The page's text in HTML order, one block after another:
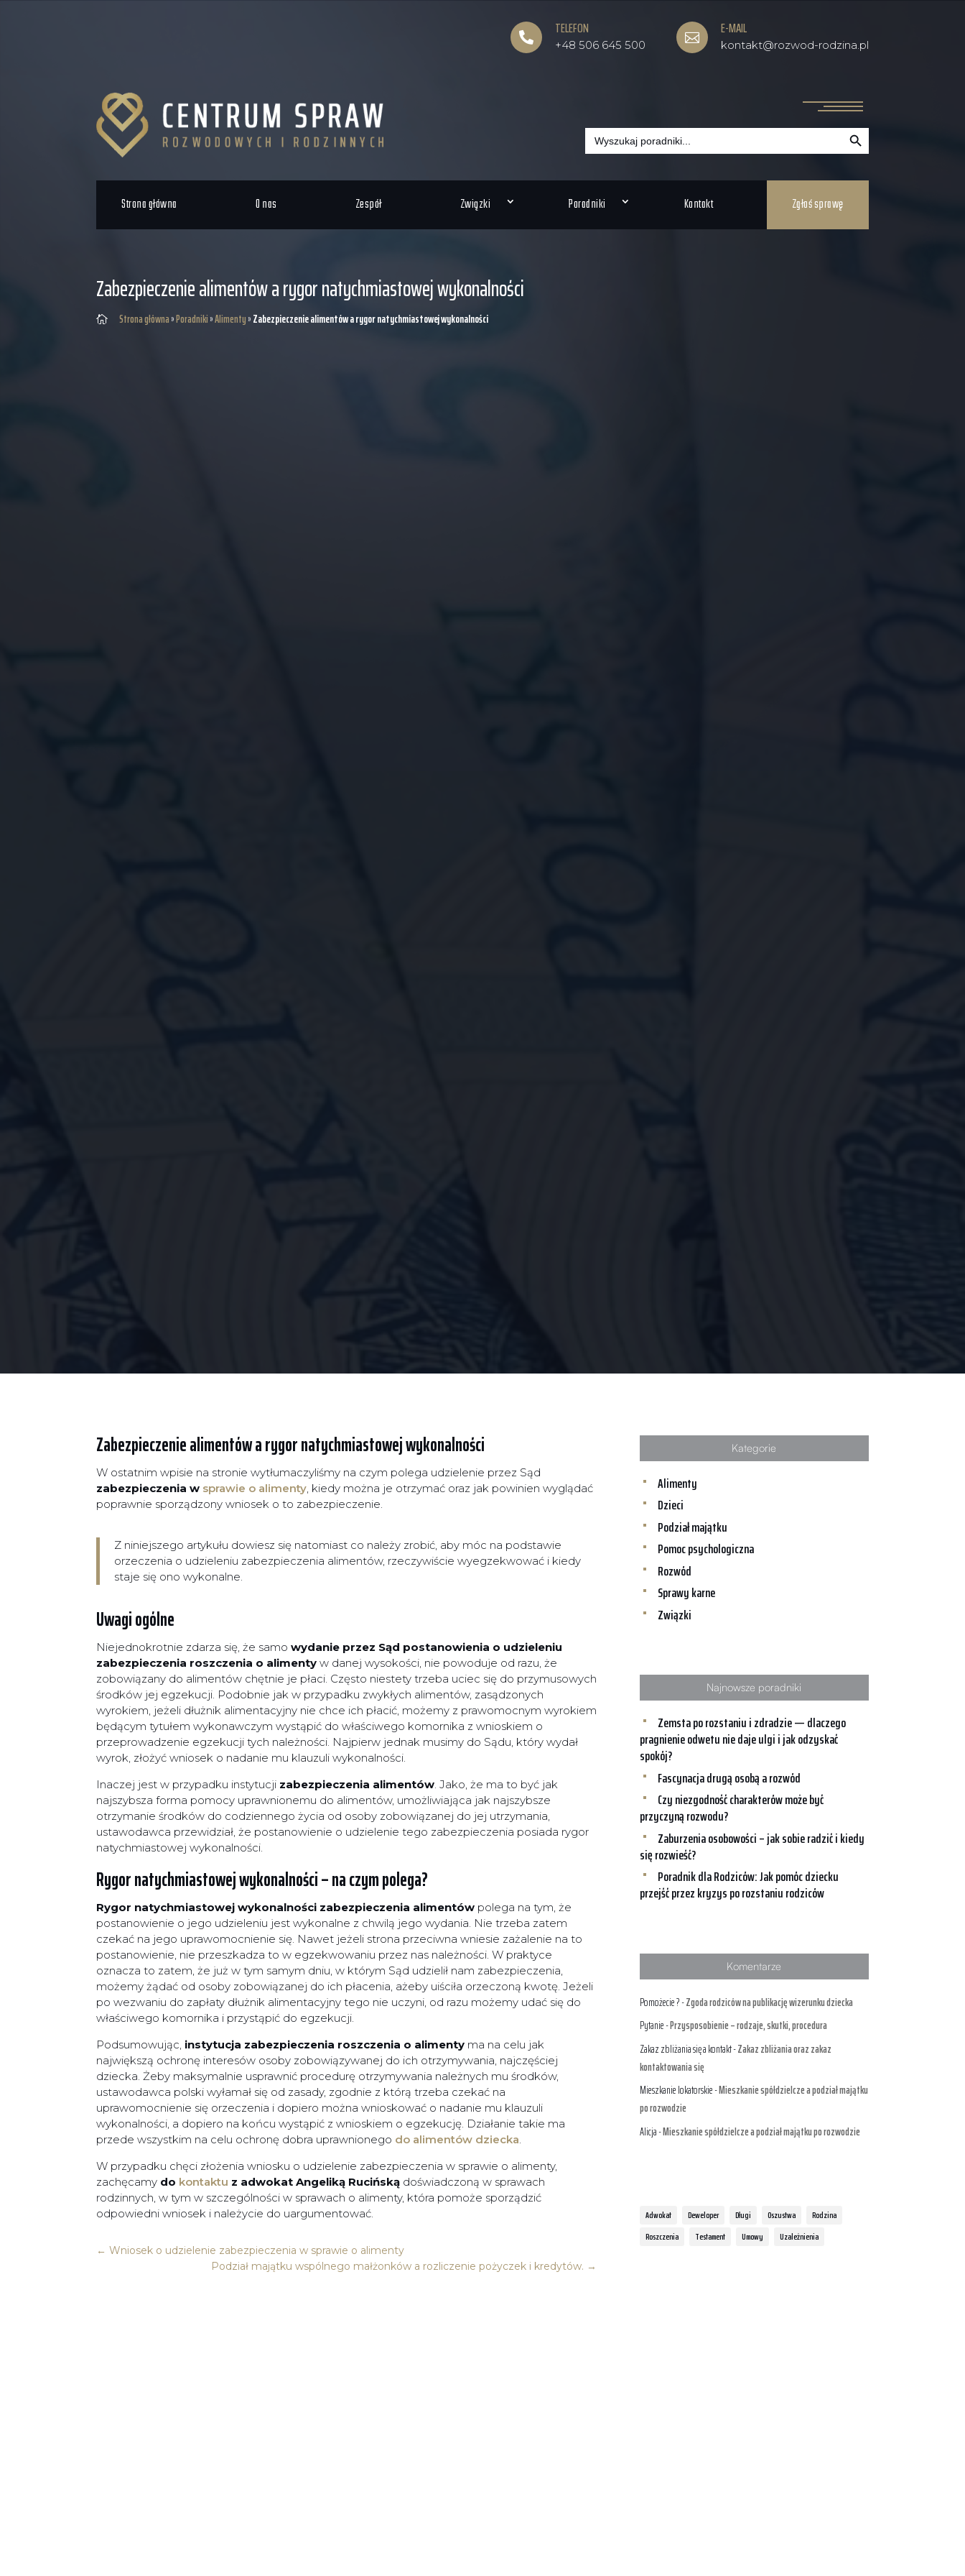
 TELEFON
+48 506 645 500  E-MAIL
kontakt@rozwod-rodzina.pl
Search
for:
Search Button
Strona główna O nas Zespół Związki Poradniki Kontakt Zgłoś sprawę
Zabezpieczenie alimentów a rygor natychmiastowej wykonalności
 Strona główna»Poradniki»Alimenty»Zabezpieczenie alimentów a rygor natychmiastowej wykonalności
Zabezpieczenie alimentów a rygor natychmiastowej wykonalności
W ostatnim wpisie na stronie wytłumaczyliśmy na czym polega udzielenie przez Sąd
zabezpieczenia w sprawie o alimenty , kiedy można je otrzymać oraz jak powinien wyglądać
poprawnie sporządzony wniosek o to zabezpieczenie.
Z niniejszego artykułu dowiesz się natomiast co należy zrobić, aby móc na podstawie
orzeczenia o udzieleniu zabezpieczenia alimentów, rzeczywiście wyegzekwować i kiedy
staje się ono wykonalne.
Uwagi ogólne
Niejednokrotnie zdarza się, że samowydanie przez Sąd postanowienia o udzieleniu
zabezpieczenia roszczenia o alimenty w danej wysokości, nie powoduje od razu, że
zobowiązany do alimentów chętnie je płaci. Często niestety trzeba uciec się do przymusowych
środków jej egzekucji. Podobnie jak w przypadku zwykłych alimentów, zasądzonych
wyrokiem, jeżeli dłużnik alimentacyjny nie chce ich płacić, możemy z prawomocnym wyrokiem
będącym tytułem wykonawczym wystąpić do właściwego komornika z wnioskiem o
przeprowadzenie egzekucji tych należności. Najpierw jednak musimy do Sądu, który wydał
wyrok, złożyć wniosek o nadanie mu klauzuli wykonalności.
Inaczej jest w przypadku instytucji zabezpieczenia alimentów . Jako, że ma to być jak
najszybsza forma pomocy uprawnionemu do alimentów, umożliwiająca jak najszybsze
otrzymanie środków do codziennego życia od osoby zobowiązanej do jej utrzymania,
ustawodawca przewidział, że postanowienie o udzielenie tego zabezpieczenia posiada rygor
natychmiastowej wykonalności.
Rygor natychmiastowej wykonalności – na czym polega?
Rygor natychmiastowej wykonalności zabezpieczenia alimentów polega na tym, że
postanowienie o jego udzieleniu jest wykonalne z chwilą jego wydania. Nie trzeba zatem
czekać na jego uprawomocnienie się. Nawet jeżeli strona przeciwna wniesie zażalenie na to
postanowienie, nie przeszkadza to w egzekwowaniu przez nas należności. W praktyce
oznacza to zatem, że już w tym samym dniu, w którym Sąd udzielił nam zabezpieczenia,
możemy żądać od osoby zobowiązanej do ich płacenia, ażeby uiściła orzeczoną kwotę. Jeżeli
po wezwaniu do zapłaty dłużnik alimentacyjny tego nie uczyni, od razu możemy udać się do
właściwego komornika i przystąpić do egzekucji.
Podsumowując, instytucja zabezpieczenia roszczenia o alimenty ma na celu jak
największą ochronę interesów osoby zobowiązywanej do ich otrzymywania, najczęściej
dziecka. Żeby maksymalnie usprawnić procedurę otrzymywania należnych mu środków,
ustawodawca polski wyłamał się od zasady, zgodnie z którą trzeba czekać na
uprawomocnienie się orzeczenia i dopiero można wnioskować o nadanie mu klauzuli
wykonalności, a dopiero na końcu wystąpić z wnioskiem o egzekucję. Działanie takie ma
przede wszystkim na celu ochronę dobra uprawnionego do alimentów dziecka
W przypadku chęci złożenia wniosku o udzielenie zabezpieczenia w sprawie o alimenty,
zachęcamy do kontaktu z adwokat Angeliką Rucińską doświadczoną w sprawach
rodzinnych, w tym w szczególności w sprawach o alimenty, która pomoże sporządzić
odpowiedni wniosek i należycie do uargumentować.
←Wniosek o udzielenie zabezpieczenia w sprawie o alimenty
Podział majątku wspólnego małżonków a rozliczenie pożyczek i kredytów. →
Kategorie
Alimenty
Dzieci
Podział majątku
Pomoc psychologiczna
Rozwód
Sprawy karne
Związki
Najnowsze poradniki
Zemsta po rozstaniu i zdradzie — dlaczego
pragnienie odwetu nie daje ulgi i jak odzyskać
spokój?
Fascynacja drugą osobą a rozwód
Czy niezgodność charakterów może być
przyczyną rozwodu?
Zaburzenia osobowości – jak sobie radzić i kiedy
się rozwieść?
Poradnik dla Rodziców: Jak pomóc dziecku
przejść przez kryzys po rozstaniu rodziców
Komentarze
Pomożecie ?-Zgoda rodziców na publikację wizerunku dziecka
Pytanie-Przysposobienie – rodzaje, skutki, procedura
Zakaz zbliżania się a kontakt-Zakaz zbliżania oraz zakaz
kontaktowania się
Mieszkanie lokatorskie-Mieszkanie spółdzielcze a podział majątku
po rozwodzie
Alicja-Mieszkanie spółdzielcze a podział majątku po rozwodzie
Adwokat Deweloper Długi Oszustwa
Rodzina
Roszczenia
Testament Umowy Uzależnienia